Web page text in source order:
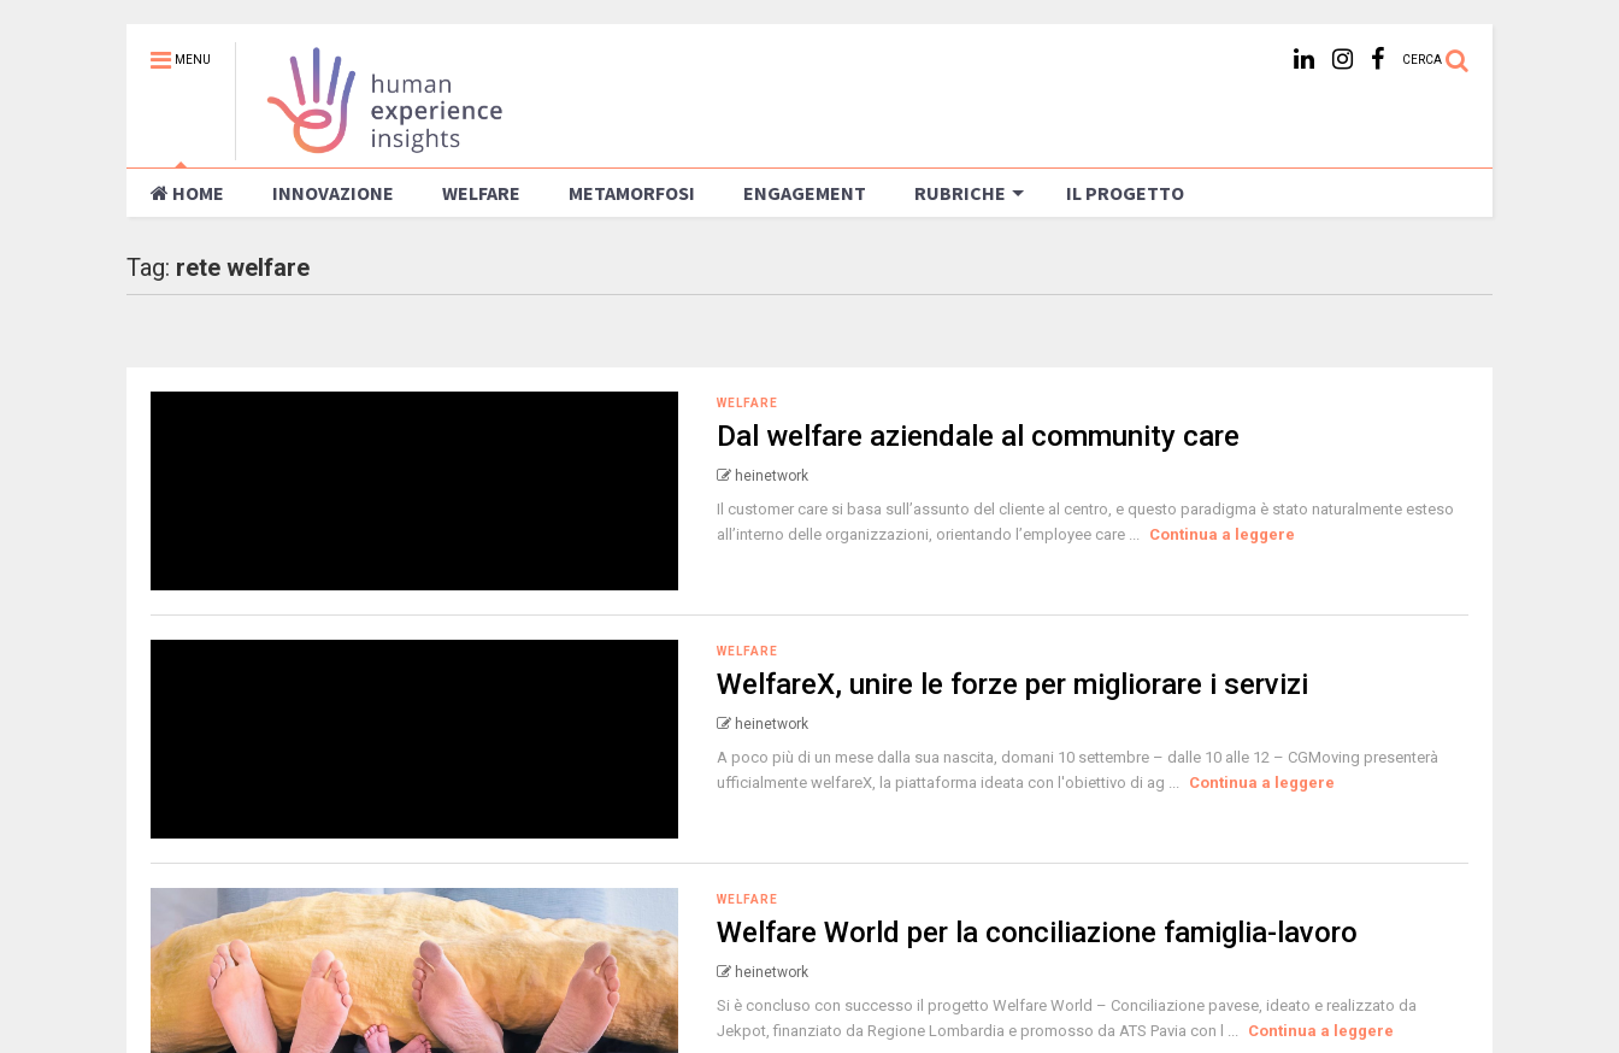
MENU CERCA
HOME INNOVAZIONE WELFARE METAMORFOSI ENGAGEMENT RUBRICHE IL PROGETTO
Tag: rete welfare
WELFARE
Dal welfare aziendale al community care
heinetwork
Il customer care si basa sull’assunto del cliente al centro, e questo paradigma è stato naturalmente esteso
all’interno delle organizzazioni, orientando l’employee care ...
Continua a leggere
WELFARE
WelfareX, unire le forze per migliorare i servizi
heinetwork
A poco più di un mese dalla sua nascita, domani 10 settembre – dalle 10 alle 12 – CGMoving presenterà
ufficialmente welfareX, la piattaforma ideata con l'obiettivo di ag ...
Continua a leggere
WELFARE
Welfare World per la conciliazione famiglia-lavoro
heinetwork
Si è concluso con successo il progetto Welfare World – Conciliazione pavese, ideato e realizzato da
Jekpot, finanziato da Regione Lombardia e promosso da ATS Pavia con l ...
Continua a leggere